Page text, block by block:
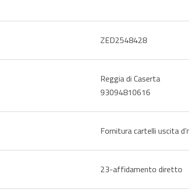
ZED2548428
Reggia di Caserta
93094810616
Fornitura cartelli uscita
23-affidamento diretto